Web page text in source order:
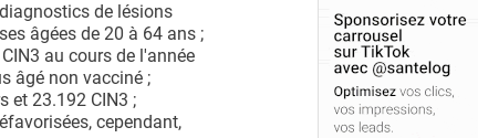
de lésions
âgées de 20 à 64 ans ;
au cours de l'année
âgé non vacciné ;
et 23.192 CIN3 ;
cependant,